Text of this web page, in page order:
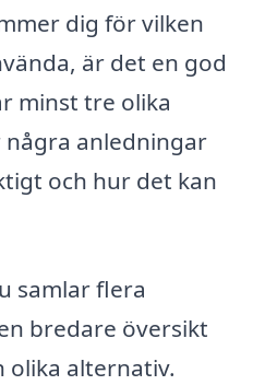
dig för vilken
är det en god
minst tre olika
anledningar
och hur det kan
samlar flera
bredare översikt
olika alternativ.